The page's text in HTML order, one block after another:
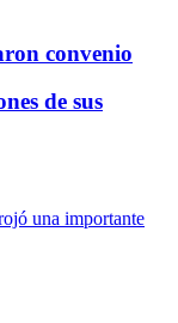
convenio
de sus